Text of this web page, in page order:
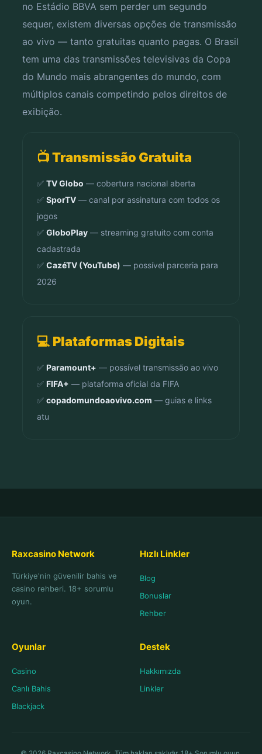
no Estádio BBVA sem perder um segundo
sequer, existem diversas opções de transmissão
ao vivo — tanto gratuitas quanto pagas. O Brasil
tem uma das transmissões televisivas da Copa
do Mundo mais abrangentes do mundo, com
múltiplos canais competindo pelos direitos de
exibição.
📺 Transmissão Gratuita
✅ TV Globo — cobertura nacional aberta
✅ SporTV — canal por assinatura com todos os
jogos
✅ GloboPlay — streaming gratuito com conta
cadastrada
✅ CazéTV (YouTube) — possível parceria para
2026
💻 Plataformas Digitais
✅ Paramount+ — possível transmissão ao vivo
✅ FIFA+ — plataforma oficial da FIFA
✅ copadomundoaovivo.com — guias e links
atu
Raxcasino Network
Türkiye'nin güvenilir bahis ve
casino rehberi. 18+ sorumlu
oyun.
Hızlı Linkler
Blog
Bonuslar
Rehber
Oyunlar
Casino
Canlı Bahis
Blackjack
Destek
Hakkımızda
Linkler